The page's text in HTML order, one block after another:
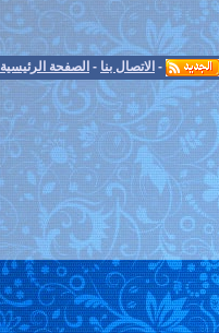
- الاتصال بنا - الصفحة الرئيسية